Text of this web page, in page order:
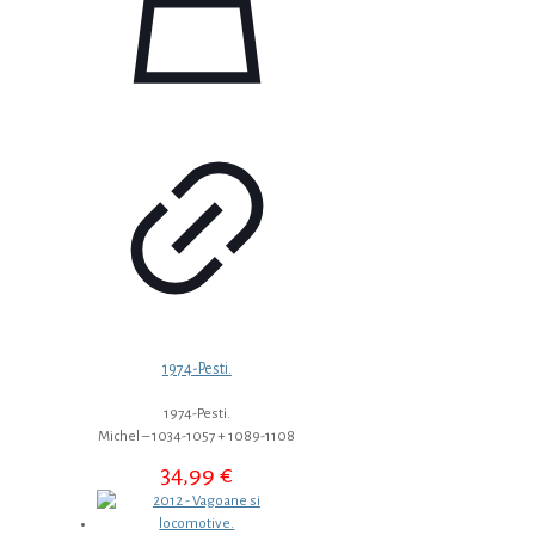
1974-Pesti.
1974-Pesti.
Michel – 1034-1057 + 1089-1108
34,99€